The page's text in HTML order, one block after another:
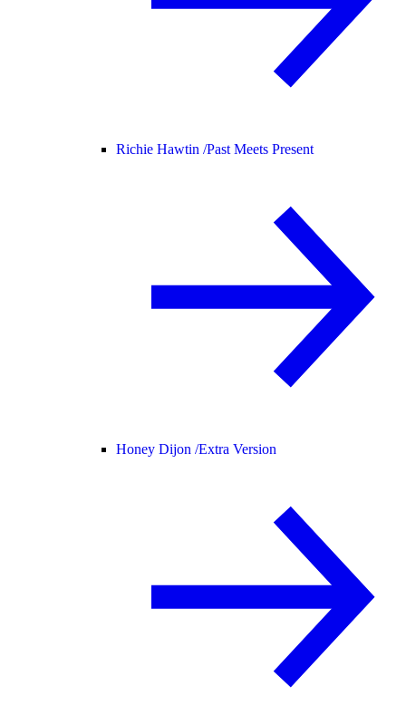
Richie Hawtin /Past Meets Present
Honey Dijon /Extra Version